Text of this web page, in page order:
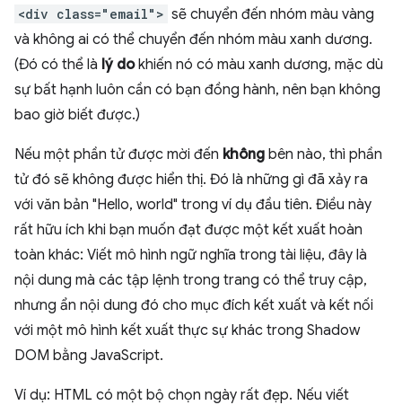
<div class="email"> sẽ chuyển đến nhóm màu vàng
và không ai có thể chuyển đến nhóm màu xanh dương.
(Đó có thể là lý dokhiến nó có màu xanh dương, mặc dù
sự bất hạnh luôn cần có bạn đồng hành, nên bạn không
bao giờ biết được.)
Nếu một phần tử được mời đến không bên nào, thì phần
tử đó sẽ không được hiển thị. Đó là những gì đã xảy ra
với văn bản "Hello, world" trong ví dụ đầu tiên. Điều này
rất hữu ích khi bạn muốn đạt được một kết xuất hoàn
toàn khác: Viết mô hình ngữ nghĩa trong tài liệu, đây là
nội dung mà các tập lệnh trong trang có thể truy cập,
nhưng ẩn nội dung đó cho mục đích kết xuất và kết nối
với một mô hình kết xuất thực sự khác trong Shadow
DOM bằng JavaScript.
Ví dụ: HTML có một bộ chọn ngày rất đẹp. Nếu viết